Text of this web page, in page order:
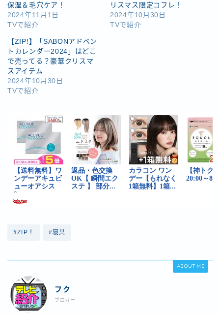
保湿＆毛穴ケア！
2024年11月1日
TVで紹介
リスマス限定コフレ！
2024年10月30日
TVで紹介
【ZIP!】「SABONアドベン
トカレンダー2024」はどこ
で売ってる？豪華クリスマ
スアイテム
2024年10月30日
TVで紹介
#ZIP！ #寝具
ABOUT ME
フク
ブロガー